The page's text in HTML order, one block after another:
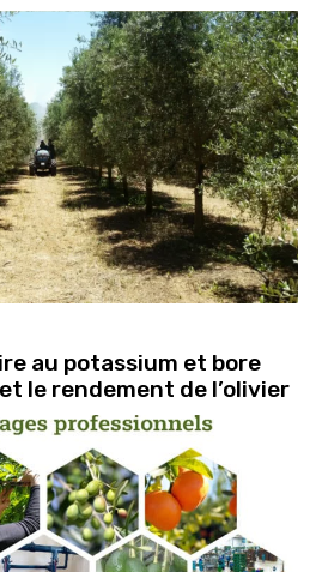
au potassium et bore
le rendement de l’olivier